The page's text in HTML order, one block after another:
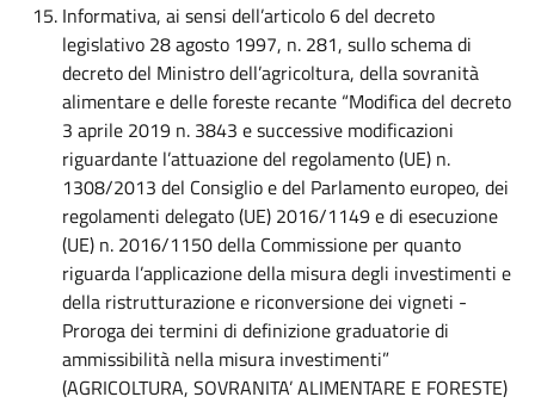
Informativa, ai sensi dell’articolo 6 del decreto
legislativo 28 agosto 1997, n. 281, sullo schema di
decreto del Ministro dell’agricoltura, della sovranità
alimentare e delle foreste recante “Modifica del decreto
3 aprile 2019 n. 3843 e successive modificazioni
riguardante l’attuazione del regolamento (UE) n.
1308/2013 del Consiglio e del Parlamento europeo, dei
regolamenti delegato (UE) 2016/1149 e di esecuzione
(UE) n. 2016/1150 della Commissione per quanto
riguarda l’applicazione della misura degli investimenti e
della ristrutturazione e riconversione dei vigneti -
Proroga dei termini di definizione graduatorie di
ammissibilità nella misura investimenti”
(AGRICOLTURA, SOVRANITA’ ALIMENTARE E FORESTE)